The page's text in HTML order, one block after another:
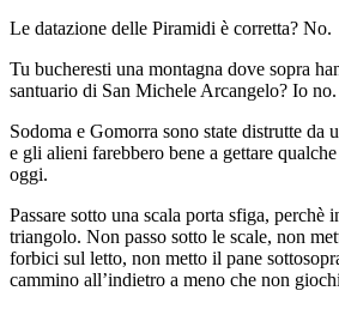
Le datazione delle Piramidi è corretta? No.
Tu bucheresti una montagna dove sopra
santuario di San Michele Arcangelo? Io no.
Sodoma e Gomorra sono state distrutte da
e gli alieni farebbero bene a gettare
oggi.
Passare sotto una scala porta sfiga, perchè
triangolo. Non passo sotto le scale, non
forbici sul letto, non metto il pane
cammino all’indietro a meno che non